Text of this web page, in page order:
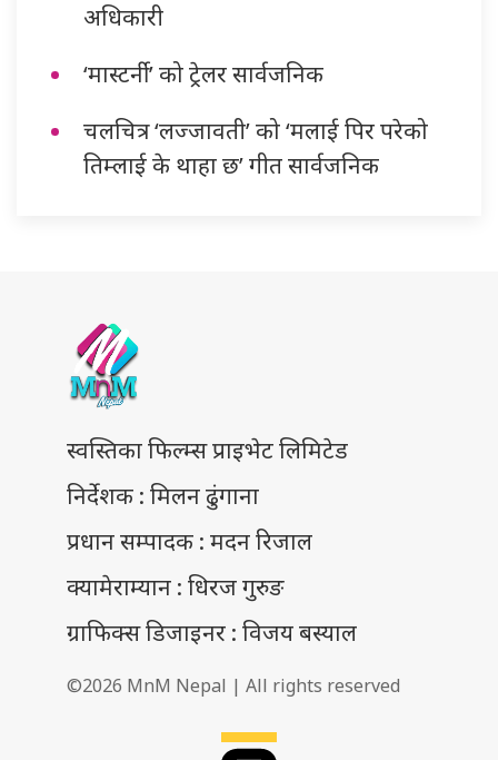
अधिकारी
‘मास्टर्नी’ को ट्रेलर सार्वजनिक
चलचित्र ‘लज्जावती’ को ‘मलाई पिर परेको
तिम्लाई के थाहा छ’ गीत सार्वजनिक
स्वस्तिका फिल्म्स प्राइभेट लिमिटेड
निर्देशक : मिलन ढुंगाना
प्रधान सम्पादक : मदन रिजाल
क्यामेराम्यान : धिरज गुरुङ
ग्राफिक्स डिजाइनर : विजय बस्याल
©2026 MnM Nepal | All rights reserved